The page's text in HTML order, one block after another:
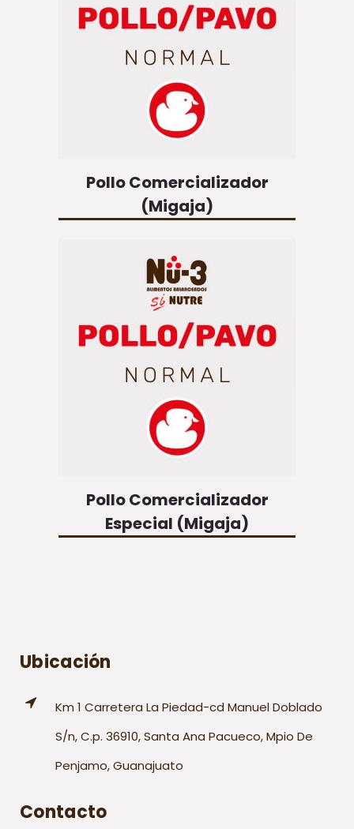
Pollo Comercializador
(Migaja)
Pollo Comercializador
Especial (Migaja)
Ubicación
Km 1 Carretera La Piedad-cd Manuel Doblado
S/n, C.p. 36910, Santa Ana Pacueco, Mpio De
Penjamo, Guanajuato
Contacto